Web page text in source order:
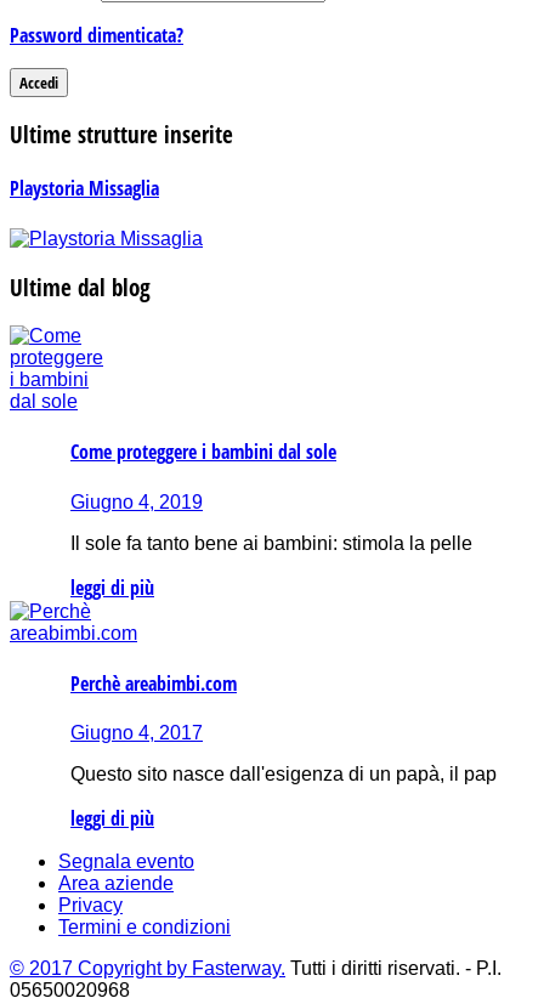
Password dimenticata?
Ultime strutture inserite
Playstoria Missaglia
Ultime dal blog
Come proteggere i bambini dal sole
Giugno 4, 2019
Il sole fa tanto bene ai bambini: stimola la pelle
leggi di più
Perchè areabimbi.com
Giugno 4, 2017
Questo sito nasce dall'esigenza di un papà, il pap
leggi di più
Segnala evento
Area aziende
Privacy
Termini e condizioni
© 2017 Copyright by Fasterway. Tutti i diritti riservati. - P.I.
05650020968